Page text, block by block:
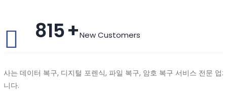
815+New Customers
사는 데이터 복구, 디지털 포렌식, 파일 복구, 암호 복구 서비스 전문 업
니다.